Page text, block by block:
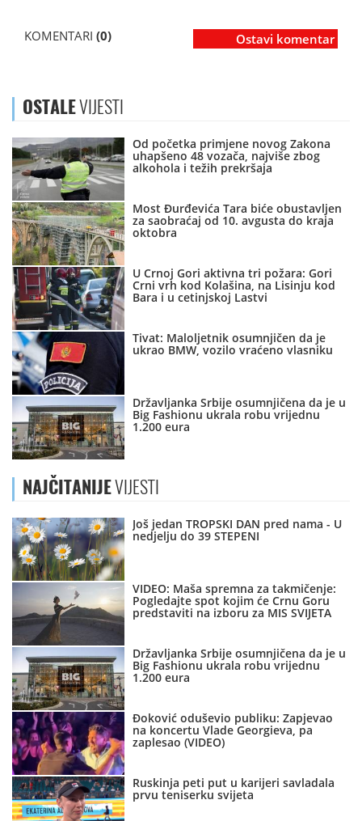
KOMENTARI (0) Ostavi komentar
OSTALEVIJESTI
Od početka primjene novog Zakona
uhapšeno 48 vozača, najviše zbog
alkohola i težih prekršaja
Most Đurđevića Tara biće obustavljen
za saobraćaj od 10. avgusta do kraja
oktobra
U Crnoj Gori aktivna tri požara: Gori
Crni vrh kod Kolašina, na Lisinju kod
Bara i u cetinjskoj Lastvi
Tivat: Maloljetnik osumnjičen da je
ukrao BMW, vozilo vraćeno vlasniku
Državljanka Srbije osumnjičena da je u
Big Fashionu ukrala robu vrijednu
1.200 eura
NAJČITANIJEVIJESTI
Još jedan TROPSKI DAN pred nama - U
nedjelju do 39 STEPENI
VIDEO: Maša spremna za takmičenje:
Pogledajte spot kojim će Crnu Goru
predstaviti na izboru za MIS SVIJETA
Državljanka Srbije osumnjičena da je u
Big Fashionu ukrala robu vrijednu
1.200 eura
Đoković oduševio publiku: Zapjevao
na koncertu Vlade Georgieva, pa
zaplesao (VIDEO)
Ruskinja peti put u karijeri savladala
prvu teniserku svijeta